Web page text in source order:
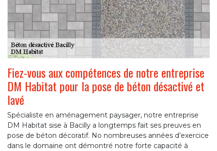
Fiez-vous aux compétences de notre entreprise
DM Habitat pour la pose de béton désactivé et
lavé
Spécialiste en aménagement paysager, notre entreprise
DM Habitat sise à Bacilly a longtemps fait ses preuves en
pose de béton décoratif. No nombreuses années d’exercice
dans le domaine ont démontré notre forte capacité à